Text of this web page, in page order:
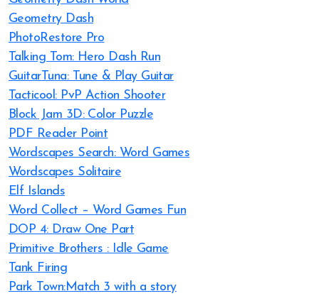
Geometry Dash
PhotoRestore Pro
Talking Tom: Hero Dash Run
GuitarTuna: Tune & Play Guitar
Tacticool: PvP Action Shooter
Block Jam 3D: Color Puzzle
PDF Reader Point
Wordscapes Search: Word Games
Wordscapes Solitaire
Elf Islands
Word Collect – Word Games Fun
DOP 4: Draw One Part
Primitive Brothers : Idle Game
Tank Firing
Park Town:Match 3 with a story